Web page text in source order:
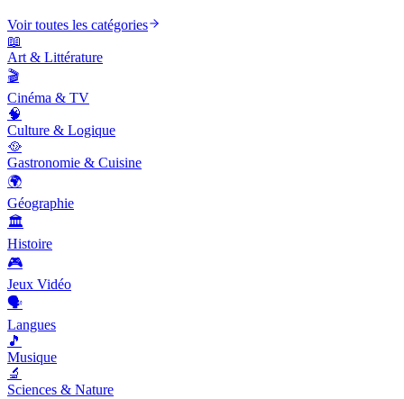
Voir toutes les catégories
📖
Art & Littérature
🎬
Cinéma & TV
🧠
Culture & Logique
🥘
Gastronomie & Cuisine
🌍
Géographie
🏛️
Histoire
🎮
Jeux Vidéo
🗣️
Langues
🎵
Musique
🔬
Sciences & Nature